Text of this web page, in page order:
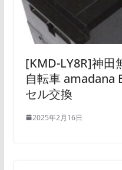
[KMD-LY8R]神田
自転車 amadana
セル交換
2025年2月16日